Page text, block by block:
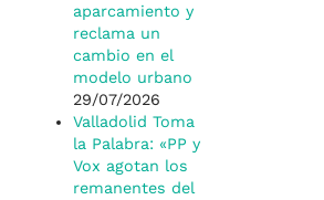
aparcamiento y
reclama un
cambio en el
modelo urbano
29/07/2026
Valladolid Toma
la Palabra: «PP y
Vox agotan los
remanentes del